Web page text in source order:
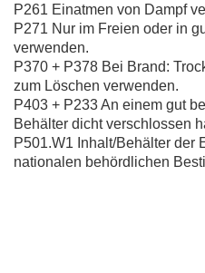
P261 Einatmen von Dampf
P271 Nur im Freien oder in
verwenden.
P370 + P378 Bei Brand:
zum Löschen verwenden.
P403 + P233 An einem gut
Behälter dicht verschlossen
P501.W1 Inhalt/Behälter der
nationalen behördlichen